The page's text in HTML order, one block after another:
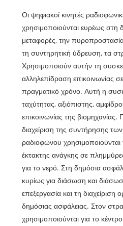
Οι ψηφιακοί κινητές
χρησιμοποιούνται ευρέως στη
μεταφορές, την
τη συντηρητική ύδρευση, τα
Χρησιμοποιούν αυτήν τη
αλληλεπίδραση επικοινωνίας
πραγματικό χρόνο. Αυτή η
ταχύτητας, αξιόπιστης,
επικοινωνίας της βιομηχανίας.
διαχείριση της συντήρησης
ραδιοφώνου χρησιμοποιούνται
έκτακτης ανάγκης σε
για το νερό. Στη δημόσια
κυρίως για διάσωση και
επεξεργασία και τη
δημόσιας ασφάλειας. Στον
χρησιμοποιούνται για το